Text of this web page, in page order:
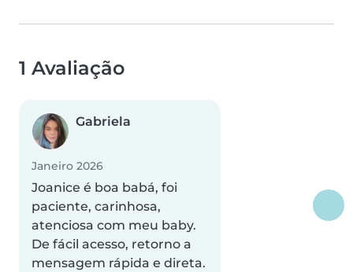
1 Avaliação
Gabriela
Janeiro 2026
Joanice é boa babá, foi
paciente, carinhosa,
atenciosa com meu baby.
De fácil acesso, retorno a
mensagem rápida e direta.